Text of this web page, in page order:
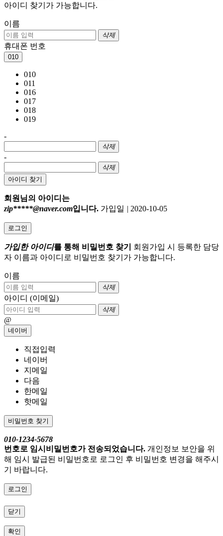
아이디 찾기가 가능합니다.
이름
삭제
휴대폰 번호
010
010
011
016
017
018
019
-
삭제
-
삭제
아이디 찾기
회원님의 아이디는
zip*****@naver.com입니다. 가입일 | 2020-10-05
로그인
가입한 아이디를 통해 비밀번호 찾기
회원가입 시 등록한 담당
자 이름과 아이디로 비밀번호 찾기가 가능합니다.
이름
삭제
아이디 (이메일)
삭제
@
네이버
직접입력
네이버
지메일
다음
한메일
핫메일
비밀번호 찾기
010-1234-5678
번호로 임시비밀번호가 전송되었습니다. 개인정보 보안을 위
해 임시 발급된 비밀번호로 로그인 후 비밀번호 변경을 해주시
기 바랍니다.
로그인
닫기
확인